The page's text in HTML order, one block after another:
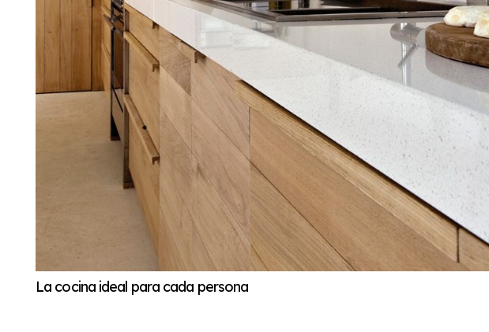
La cocina ideal para cada persona